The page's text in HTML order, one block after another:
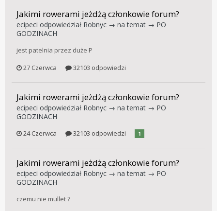
Jakimi rowerami jeżdżą członkowie forum?
ecipeci odpowiedział Robnyc → na temat → PO
GODZINACH
jest patelnia przez duże P
27 Czerwca
32103 odpowiedzi
Jakimi rowerami jeżdżą członkowie forum?
ecipeci odpowiedział Robnyc → na temat → PO
GODZINACH
24 Czerwca 32103 odpowiedzi 1
Jakimi rowerami jeżdżą członkowie forum?
ecipeci odpowiedział Robnyc → na temat → PO
GODZINACH
czemu nie mullet ?